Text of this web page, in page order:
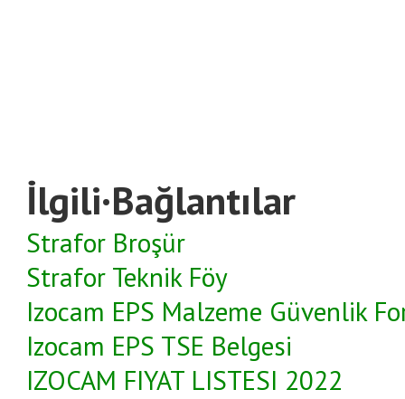
İlgili·Bağlantılar
Strafor Broşür
Strafor Teknik Föy
Izocam EPS Malzeme Güvenlik
Izocam EPS TSE Belgesi
IZOCAM FIYAT LISTESI 2022